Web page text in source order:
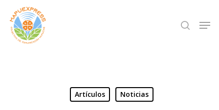
Skip
main
search
Artículos Noticias
Close